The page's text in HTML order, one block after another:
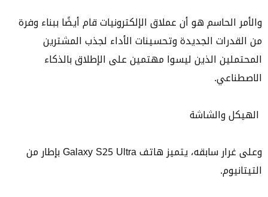
والأمر الحاسم هو أن عملاق الإلكترونيات قام أيضًا ببناء وفرة
من القدرات الجديدة وتحسينات الأداء لجذب المشترين
المحتملين الذين ليسوا مهتمين على الإطلاق بالذكاء
الاصطناعي.
الهيكل والشاشة
وعلى غرار سابقه، يتميز هاتف Galaxy S25 Ultra بإطار من
التيتانيوم.